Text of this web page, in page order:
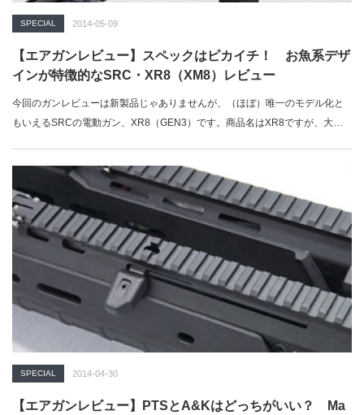
SPECIAL 2014-05-09
【エアガンレビュー】スペックはピカイチ！ お魚系デザ
インが特徴的なSRC・XR8（XM8）レビュー
今回のガンレビューは新製品じゃありませんが、（ほぼ）唯一のモデル化と
もいえるSRCの電動ガン、XR8（GEN3）です。商品名はXR8ですが、大人
SPECIAL 2014-04-30
【エアガンレビュー】PTSとA&Kはどっちがいい？ Ma